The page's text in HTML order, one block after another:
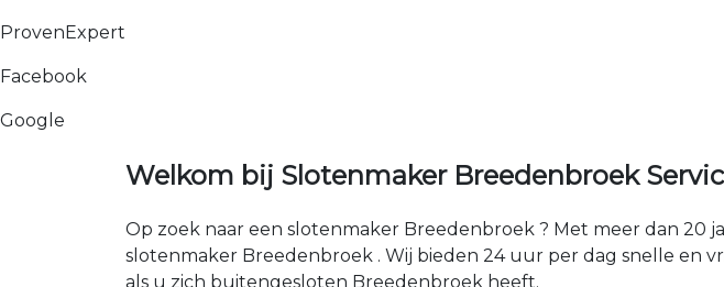
ProvenExpert
Facebook
Google
Welkom bij Slotenmaker Breedenbroek
Op zoek naar een slotenmaker Breedenbroek ? Met meer dan
slotenmaker Breedenbroek . Wij bieden 24 uur per dag snelle en
als u zich buitengesloten Breedenbroek heeft.